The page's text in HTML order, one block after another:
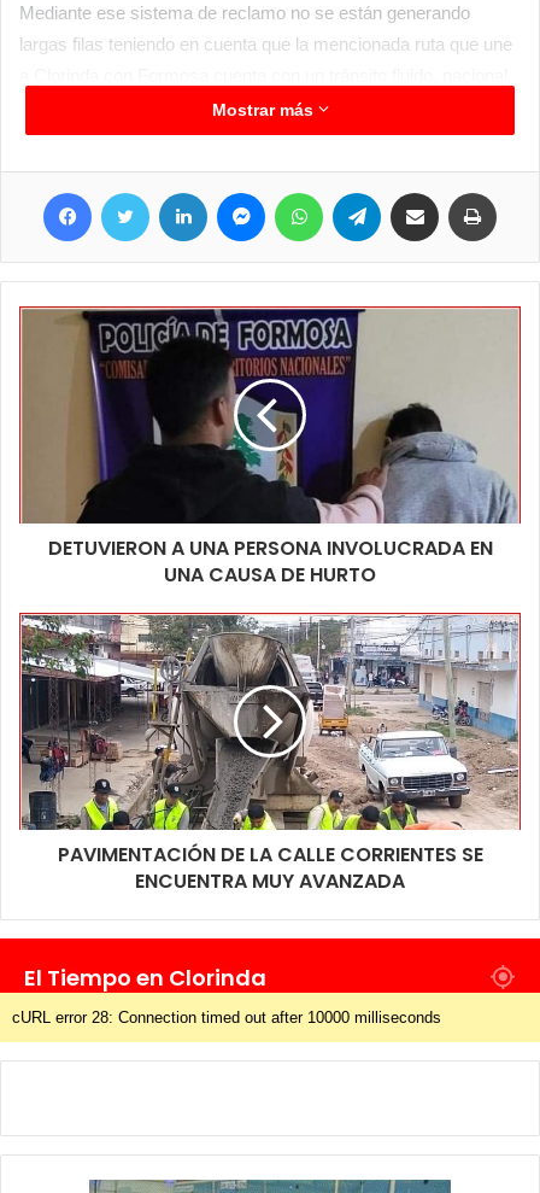
Mediante ese sistema de reclamo no se están generando
largas filas teniendo en cuenta que la mencionada ruta que une
e internacional, de igual forma, aquellos que se ven afectados
se muestran molestos por tener interrumpida la posibilidad de
circular libremente. Otra cuestión que indigna a quienes intentan
transitar es que siendo tan pocas personas puedan generar la
interrupción de una vía de circulación tan importante, entre los
más afectados están los colectivos de larga distancia que
generan demoras, no se descarta que esta modalidad de
protesta pueda ir modificándose con el correr de las horas.
Mostrar más
Facebook Twitter LinkedIn MessengerWhatsApp Telegram Compartir por correo electrónico
DETUVIERON A UNA PERSONA INVOLUCRADA EN
UNA CAUSA DE HURTO
PAVIMENTACIÓN DE LA CALLE CORRIENTES SE
ENCUENTRA MUY AVANZADA
El Tiempo en Clorinda
cURL error 28: Connection timed out after 10000 milliseconds